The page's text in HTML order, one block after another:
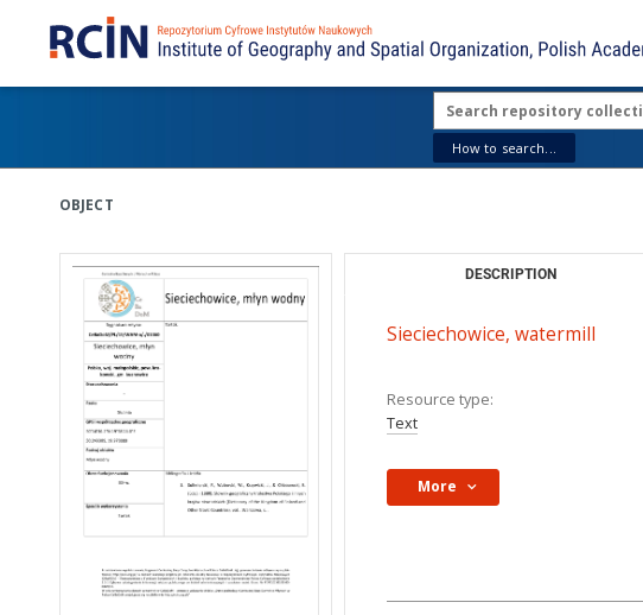
How to search...
OBJECT
DESCRIPTION
Sieciechowice, watermill
Resource type:
Text
More